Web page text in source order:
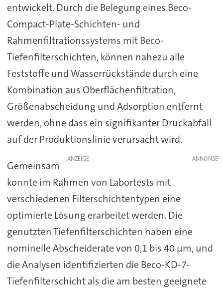
entwickelt. Durch die Belegung eines Beco-
Compact-Plate-Schichten- und
Rahmenfiltrationssystems mit Beco-
Tiefenfilterschichten, können nahezu alle
Feststoffe und Wasserrückstände durch eine
Kombination aus Oberflächenfiltration,
Größenabscheidung und Adsorption entfernt
werden, ohne dass ein signifikanter Druckabfall
auf der Produktionslinie verursacht wird.
ANZEIGE
Gemeinsam
konnte im Rahmen von Labortests mit
verschiedenen Filterschichtentypen eine
optimierte Lösung erarbeitet werden. Die
genutzten Tiefenfilterschichten haben eine
nominelle Abscheiderate von 0,1 bis 40 µm, und
die Analysen identifizierten die Beco-KD-7-
Tiefenfilterschicht als die am besten geeignete